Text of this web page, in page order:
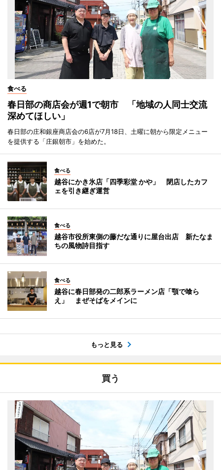
食べる
春日部の商店会が週1で朝市 「地域の人同士交流
深めてほしい」
春日部の庄和銀座商店会の6店が7月18日、土曜に朝から限定メニュー
を提供する「庄銀朝市」を始めた。
食べる
越谷にかき氷店「四季彩堂 かや」 閉店したカフ
ェを引き継ぎ運営
食べる
越谷市役所東側の藤だな通りに屋台出店 新たなま
ちの風物詩目指す
食べる
越谷に春日部発の二郎系ラーメン店「顎で喰ら
え」 まぜそばをメインに
もっと見る
買う